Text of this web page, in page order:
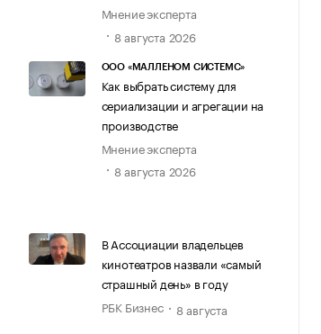
Мнение эксперта
8 августа 2026
ООО «МАЛЛЕНОМ СИСТЕМС»
Как выбрать систему для
сериализации и агрегации на
производстве
Мнение эксперта
8 августа 2026
В Ассоциации владельцев
кинотеатров назвали «самый
страшный день» в году
РБК Бизнес
8 августа